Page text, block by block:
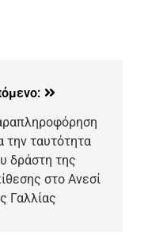
την ταυτότητα
δράστη της
στο Ανεσί
Γαλλίας